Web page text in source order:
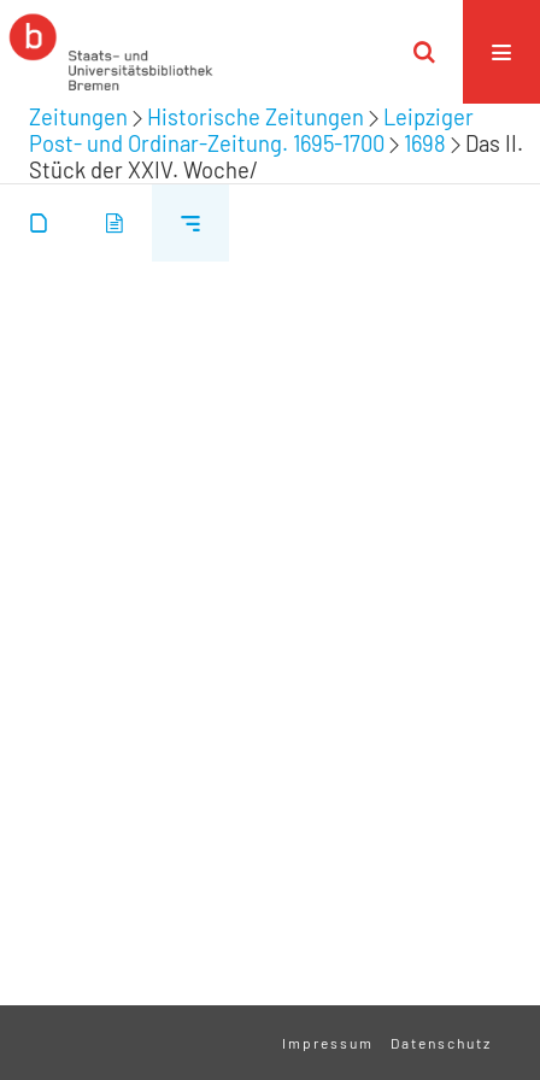
Zeitungen Historische Zeitungen
Leipziger
Post- und Ordinar-Zeitung. 1695-1700
1698
Das II.
Stück der XXIV. Woche/
Impressum Datenschutz